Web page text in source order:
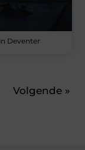
Deventer
Volgende »